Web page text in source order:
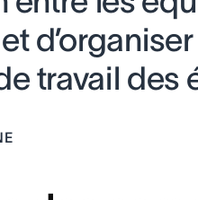
travail des